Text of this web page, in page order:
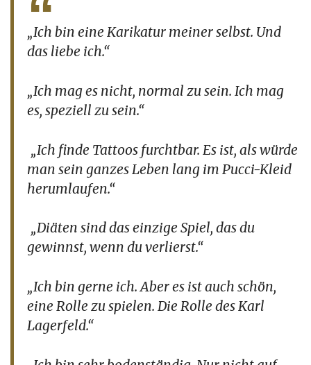
„Ich bin eine Karikatur meiner selbst. Und
das liebe ich.“
„Ich mag es nicht, normal zu sein. Ich mag
es, speziell zu sein.“
„Ich finde Tattoos furchtbar. Es ist, als würde
man sein ganzes Leben lang im Pucci-Kleid
herumlaufen.“
„Diäten sind das einzige Spiel, das du
gewinnst, wenn du verlierst.“
„Ich bin gerne ich. Aber es ist auch schön,
eine Rolle zu spielen. Die Rolle des Karl
Lagerfeld.“